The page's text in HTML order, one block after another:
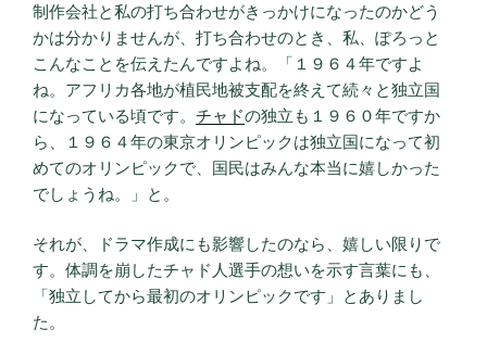
制作会社と私の打ち合わせがきっかけになったのかどう
かは分かりませんが、打ち合わせのとき、私、ぽろっと
こんなことを伝えたんですよね。「１９６４年ですよ
ね。アフリカ各地が植民地被支配を終えて続々と独立国
になっている頃です。 チャドの独立も１９６０年ですか
ら、１９６４年の東京オリンピックは独立国になって初
めてのオリンピックで、国民はみんな本当に嬉しかった
でしょうね。」と。
それが、ドラマ作成にも影響したのなら、嬉しい限りで
す。体調を崩したチャド人選手の想いを示す言葉にも、
「独立してから最初のオリンピックです」とありまし
た。